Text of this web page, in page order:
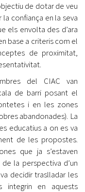
de dotar de veu
confiança en la seva
els envolta des d’ara
base a criteris com el
de proximitat,
del CIAC van
de barri posant el
i en les zones
abandonades). La
educatius a on es va
de les propostes.
que ja s’estaven
la perspectiva d’un
decidir traslladar les
integrin en aquests